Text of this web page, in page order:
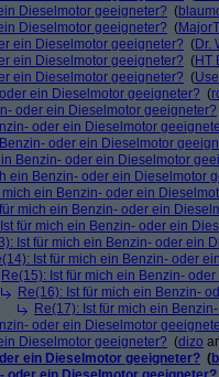
Dieselmotor geeigneter? (
Dieselmotor geeigneter? (
ein Dieselmotor geeigneter? (Dr.
ein Dieselmotor geeigneter? (HT
ein Dieselmotor geeigneter? (
ein Dieselmotor geeigneter? (
oder ein Dieselmotor geeigneter?
oder ein Dieselmotor
oder ein Dieselmotor
Benzin- oder ein Dieselmotor
ein Benzin- oder ein Dieselmotor
mich ein Benzin- oder ein
mich ein Benzin- oder ein
für mich ein Benzin- oder ein
Ist für mich ein Benzin- oder ein
Ist für mich ein Benzin- oder
Re(15): Ist für mich ein Benzin-
Re(16): Ist für mich ein Benzin-
Re(17): Ist für mich ein
oder ein Dieselmotor
Dieselmotor geeigneter? (dizo
ein Dieselmotor geeigneter? (